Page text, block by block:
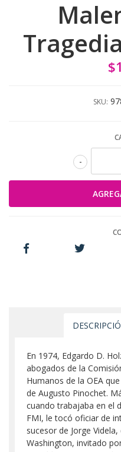
SKU:
-
En 1974, Edgardo D.
abogados de la
Humanos de la OEA
de Augusto Pinochet.
cuando trabajaba en el
FMI, le tocó oficiar de
sucesor de Jorge
Washington, invitado